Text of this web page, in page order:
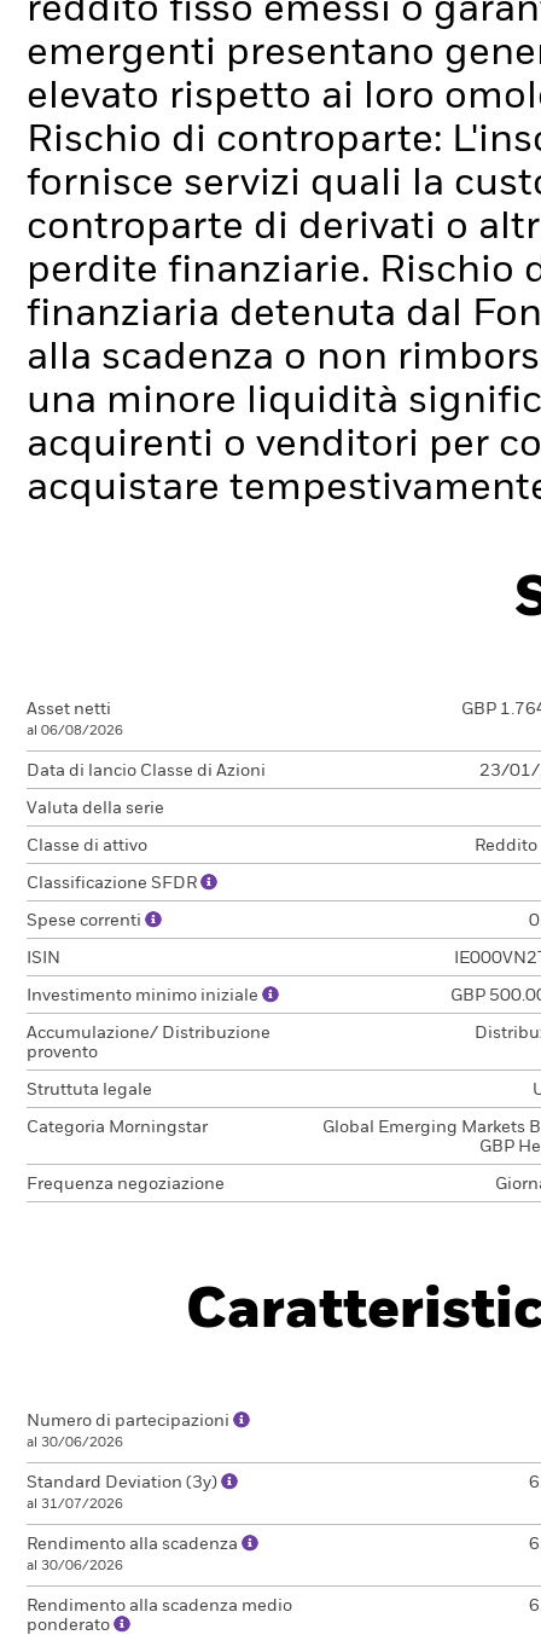
reddito fisso emessi o
emergenti presentano
elevato rispetto ai loro
Rischio di controparte:
fornisce servizi quali la
controparte di derivati o
perdite finanziarie. Rischio
finanziaria detenuta dal
alla scadenza o non
una minore liquidità
acquirenti o venditori per
acquistare
Asset netti
al 06/08/2026
GBP
Data di lancio Classe di Azioni 23/01/
Valuta della serie
Classe di attivo Reddito
Classificazione SFDR
Spese correnti
ISIN
Investimento minimo iniziale GBP
Accumulazione/ Distribuzione
provento
Struttuta legale
Categoria Morningstar
Global Emerging Markets
GBP
Frequenza negoziazione
Numero di partecipazioni
al 30/06/2026
Standard Deviation (3y)
al 31/07/2026
Rendimento alla scadenza
al 30/06/2026
Rendimento alla scadenza medio
ponderato